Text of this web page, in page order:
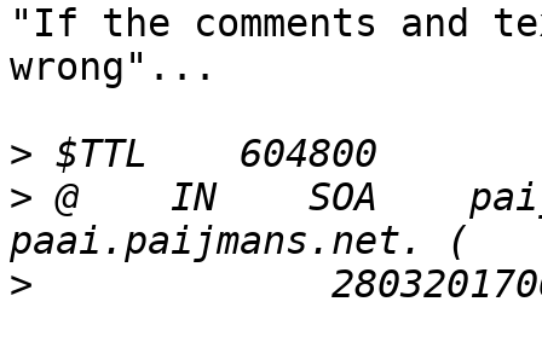
"If the comments and
wrong"...
>
> @    IN    SOA
>